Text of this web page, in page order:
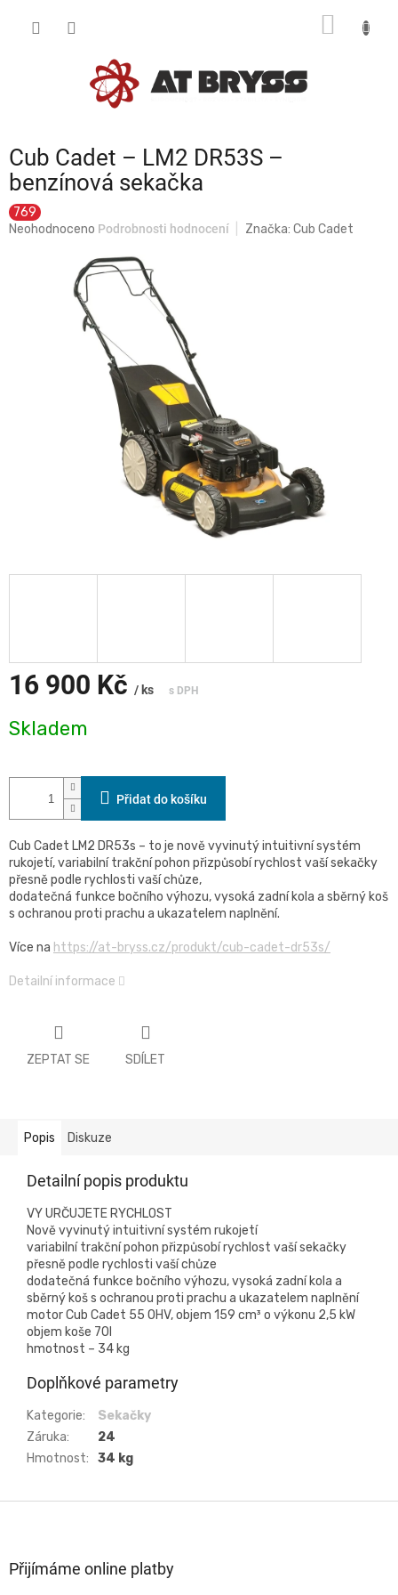
Cub Cadet – LM2 DR53S –
benzínová sekačka
769
Průměrné
Neohodnoceno Podrobnosti hodnocení Značka: Cub Cadet
16 900 Kč / ks
cena:
Skladem
Přidat do košíku
Cub Cadet LM2 DR53s – to je nově vyvinutý intuitivní systém
rukojetí, variabilní trakční pohon přizpůsobí rychlost vaší sekačky
přesně podle rychlosti vaší chůze,
dodatečná funkce bočního výhozu, vysoká zadní kola a sběrný koš
s ochranou proti prachu a ukazatelem naplnění.
Více na https://at-bryss.cz/produkt/cub-cadet-dr53s/
Detailní informace
ZEPTAT SE SDÍLET
Popis Diskuze
Detailní popis produktu
VY URČUJETE RYCHLOST
Nově vyvinutý intuitivní systém rukojetí
variabilní trakční pohon přizpůsobí rychlost vaší sekačky
přesně podle rychlosti vaší chůze
dodatečná funkce bočního výhozu, vysoká zadní kola a
sběrný koš s ochranou proti prachu a ukazatelem naplnění
motor Cub Cadet 55 OHV, objem 159 cm³ o výkonu 2,5 kW
objem koše 70l
hmotnost – 34 kg
Doplňkové parametry
Kategorie:
Sekačky
Záruka:
24
Hmotnost: 34 kg
Přijímáme online platby